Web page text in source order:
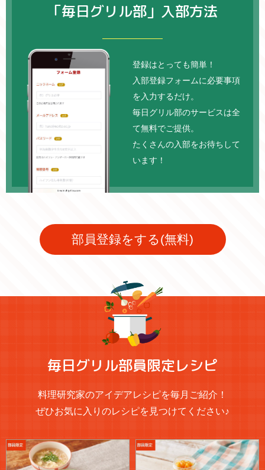
「毎日グリル部」入部方法
登録はとっても簡単！
入部登録フォームに必要事項
を入力するだけ。
毎日グリル部のサービスは全
て無料でご提供。
たくさんの入部をお待ちして
います！
部員登録をする(無料)
毎日グリル部員限定レシピ
料理研究家のアイデアレシピを毎月ご紹介！
ぜひお気に入りのレシピを見つけてください♪